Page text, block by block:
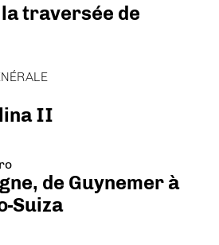
traversée de
II
de Guynemer à
Suiza